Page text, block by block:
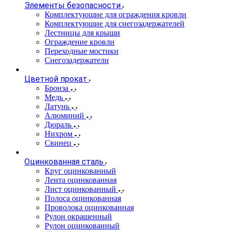
Элементы безопасности
Комплектующие для ограждения кровли
Комплектующие для снегозадержателей
Лестницы для крыши
Ограждение кровли
Переходные мостики
Снегозадержатели
Цветной прокат
Бронза
Медь
Латунь
Алюминий
Дюраль
Нихром
Свинец
Оцинкованная сталь
Круг оцинкованный
Лента оцинкованная
Лист оцинкованный
Полоса оцинкованная
Проволока оцинкованная
Рулон окрашенный
Рулон оцинкованный